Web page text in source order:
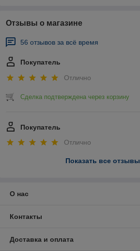
Отзывы о магазине
56 отзывов за всё время
Покупатель
Отлично
Сделка подтверждена через корзину
Покупатель
Отлично
Показать все отзывы
О нас
Контакты
Доставка и оплата